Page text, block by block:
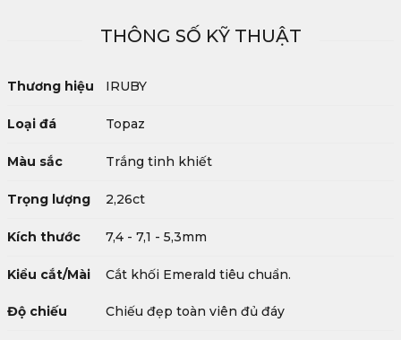
THÔNG SỐ KỸ THUẬT
Thương hiệu IRUBY
Loại đá Topaz
Màu sắc Trắng tinh khiết
Trọng lượng 2,26ct
Kích thước 7,4 - 7,1 - 5,3mm
Kiểu cắt/Mài Cắt khối Emerald tiêu chuẩn.
Độ chiếu Chiếu đẹp toàn viên đủ đáy